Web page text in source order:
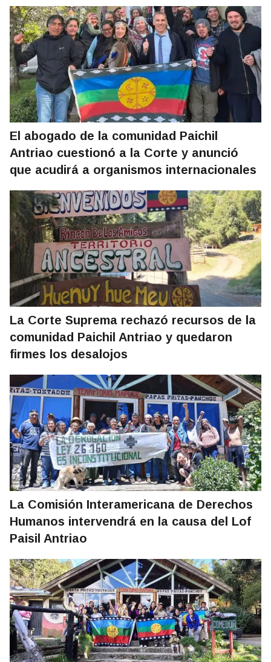
El abogado de la comunidad Paichil
Antriao cuestionó a la Corte y anunció
que acudirá a organismos internacionales
La Corte Suprema rechazó recursos de la
comunidad Paichil Antriao y quedaron
firmes los desalojos
La Comisión Interamericana de Derechos
Humanos intervendrá en la causa del Lof
Paisil Antriao